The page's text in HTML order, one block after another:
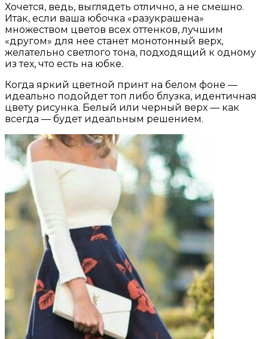
Хочется, ведь, выглядеть отлично, а не смешно.
Итак, если ваша юбочка «разукрашена»
множеством цветов всех оттенков, лучшим
«другом» для нее станет монотонный верх,
желательно светлого тона, подходящий к одному
из тех, что есть на юбке.
Когда яркий цветной принт на белом фоне —
идеально подойдет топ либо блузка, идентичная
цвету рисунка. Белый или черный верх — как
всегда — будет идеальным решением.